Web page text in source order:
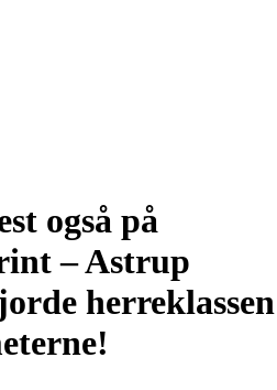
også på
– Astrup
herreklassen